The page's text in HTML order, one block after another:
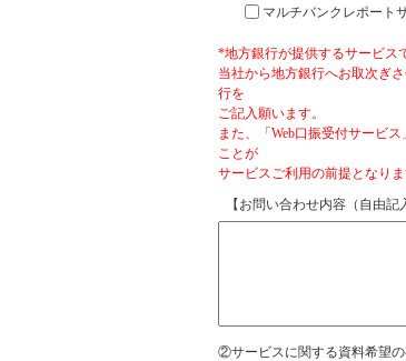
マルチバンクレポート
*地方銀行が提供するサービス
当社から地方銀行へお取次ぎ
行を
ご記入願います。
また、「Web口振受付サービ
ことが
サービスご利用の前提となり
【お問い合わせ内容（自由記
②サービスに関する資料希望